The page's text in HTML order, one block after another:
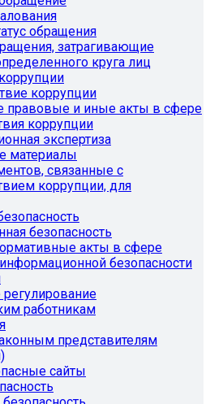
обращения
затрагивающие
круга лиц
коррупции
правовые и иные акты в сфере
коррупции
экспертиза
материалы
связанные с
коррупции, для
безопасность
акты в сфере
безопасности
работникам
представителям
сайты